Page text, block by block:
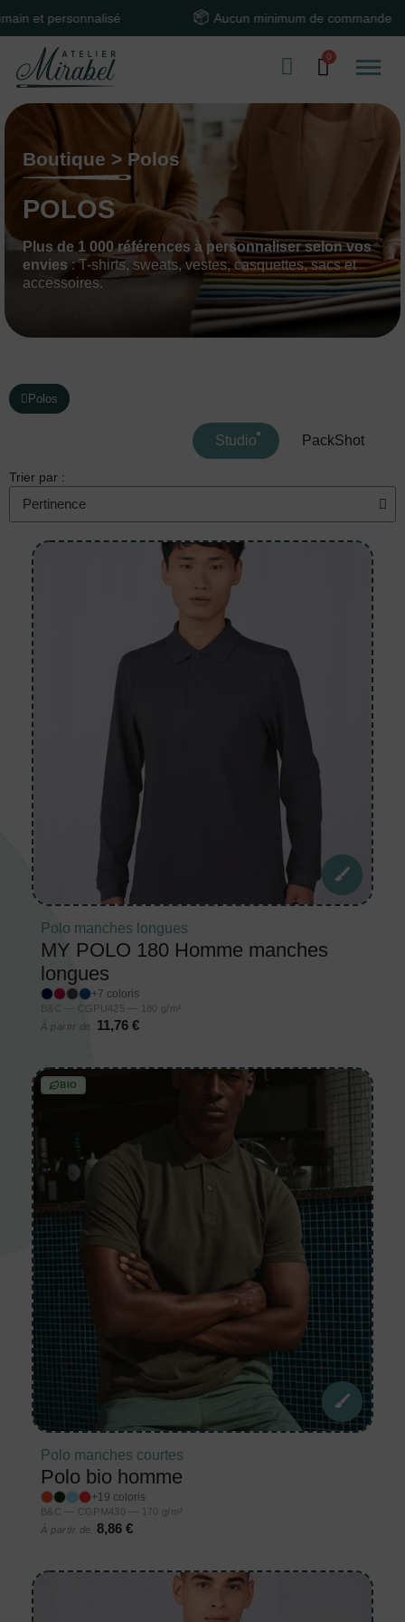
Aucun minimum de commande
Boutique > Polos
POLOS
Plus de 1 000 références à personnaliser selon vos
envies : T-shirts, sweats, vestes, casquettes, sacs et
accessoires.
Polos
Studio PackShot
Trier par :
Polo manches longues
MY POLO 180 Homme manches
longues
+7 coloris
B&C — CGPU425 — 180 g/m²
À partir de
11,76 €
BIO
Polo manches courtes
Polo bio homme
+19 coloris
B&C — CGPM430 — 170 g/m²
À partir de
8,86 €